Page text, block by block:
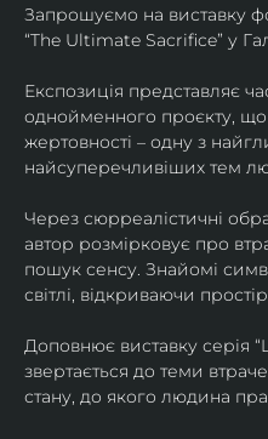
Запрошуємо на виставку
“The Ultimate Sacrifice” у
Експозиція представляє
однойменного проєкту,
жертовності – одну з
найсуперечливіших тем
Через сюрреалістичні
автор розмірковує про
пошук сенсу. Знайомі
світлі, відкриваючи
Доповнює виставку серія
звертається до теми
стану, до якого людина